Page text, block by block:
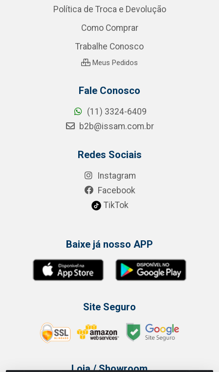
Política de Troca e Devolução
Como Comprar
Trabalhe Conosco
Meus Pedidos
Fale Conosco
(11) 3324-6409
b2b@issam.com.br
Redes Sociais
Instagram
Facebook
TikTok
Baixe já nosso APP
Site Seguro
Loja / Showroom